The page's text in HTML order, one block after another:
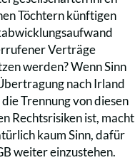
Töchtern künftigen
Verträge
werden? Wenn Sinn
nach Irland
Trennung von diesen
Rechtsrisiken ist, macht
kaum Sinn, dafür
weiter einzustehen.